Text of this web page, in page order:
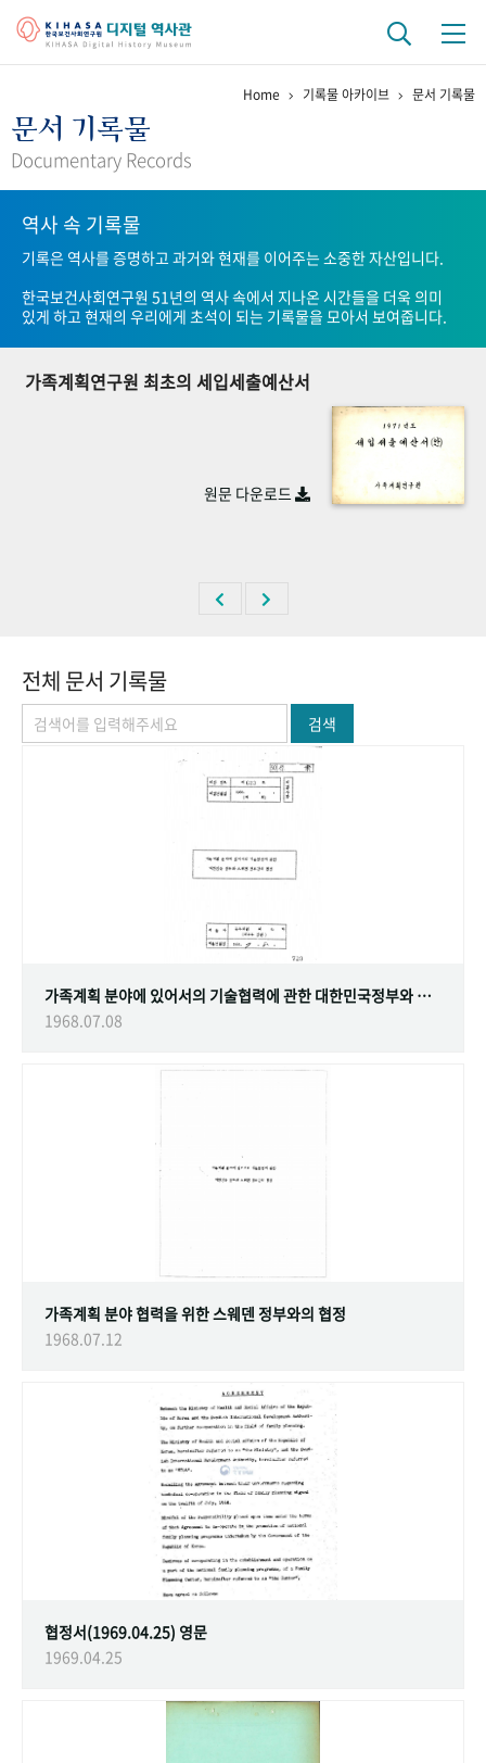
걸어온 길 기관 변천사
연구 역사
정책과 연구 키워드로 보는 연구 역사
연구자들
기록물 아카이브
사진 아카이브 문서 기록물 행정박물
숫자로 보는 50년 50+1주년 광장
Home 기록물 아카이브 문서 기록물
문서 기록물
Documentary Records
역사 속 기록물
기록은 역사를 증명하고 과거와 현재를 이어주는 소중한 자산입니다.
한국보건사회연구원 51년의 역사 속에서 지나온 시간들을 더욱 의미
있게 하고 현재의 우리에게 초석이 되는 기록물을 모아서 보여줍니다.
가족계획연구원 최초의 세입세출예산서
원문 다운로드
전체 문서 기록물
검색
가족계획 분야에 있어서의 기술협력에 관한 대한민국정부와 스웨덴 정부간의 협정
1968.07.08
가족계획 분야 협력을 위한 스웨덴 정부와의 협정
1968.07.12
협정서(1969.04.25) 영문
1969.04.25